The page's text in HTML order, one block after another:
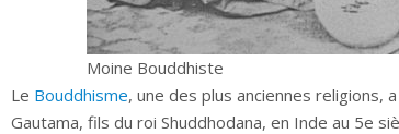
Moine Bouddhiste
Le Bouddhisme, une des plus anciennes religions,
Gautama, fils du roi Shuddhodana, en Inde au 5e